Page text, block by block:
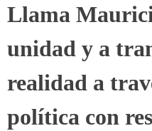
Llama
unidad y a
realidad a
política con